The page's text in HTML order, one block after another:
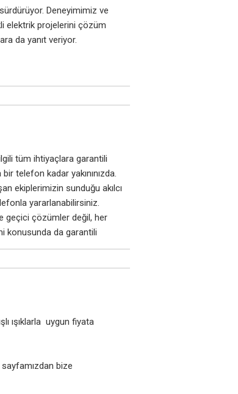
Deneyimimiz ve
elektrik projelerini çözüm
da yanıt veriyor.
tüm ihtiyaçlara garantili
telefon kadar yakınınızda.
ekiplerimizin sunduğu akılcı
yararlanabilirsiniz.
geçici çözümler değil, her
konusunda da garantili
ışıklarla uygun fiyata
bize